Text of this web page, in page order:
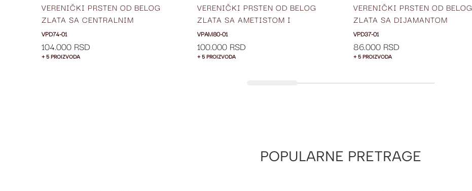
VERENIČKI PRSTEN OD BELOG
ZLATA SA CENTRALNIM
DIJAMANTOM I DIJAMANTIMA
SA STRANE VPD74-01
VPD74-01
104.000 RSD
+ 5 PROIZVODA
VERENIČKI PRSTEN OD BELOG
ZLATA SA AMETISTOM I
DIJAMANTIMA SA STRANE
VPAM80-01
VPAM80-01
100.000 RSD
+ 5 PROIZVODA
VERENIČKI PRSTEN OD BELOG
ZLATA SA DIJAMANTOM
VPD37-01
VPD37-01
86.000 RSD
+ 5 PROIZVODA
POPULARNE PRETRAGE